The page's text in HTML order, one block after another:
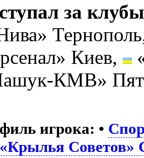
за
Киев,
КМВ»
игрока: •
Советов»